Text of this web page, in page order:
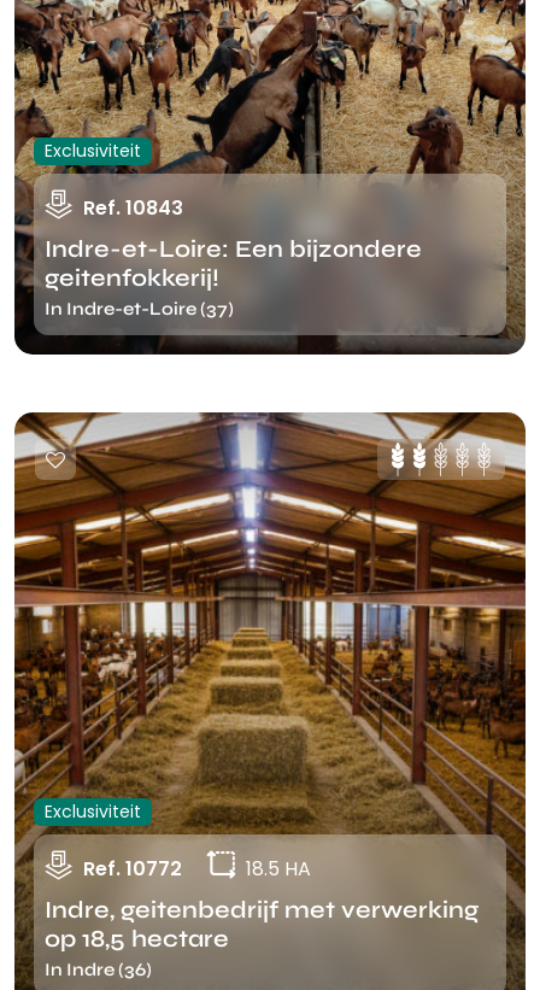
Exclusiviteit
Ref. 10843
Indre-et-Loire: Een bijzondere
geitenfokkerij!
In Indre-et-Loire (37)
Exclusiviteit
Ref. 10772 18.5 HA
Indre, geitenbedrijf met verwerking
op 18,5 hectare
In Indre (36)